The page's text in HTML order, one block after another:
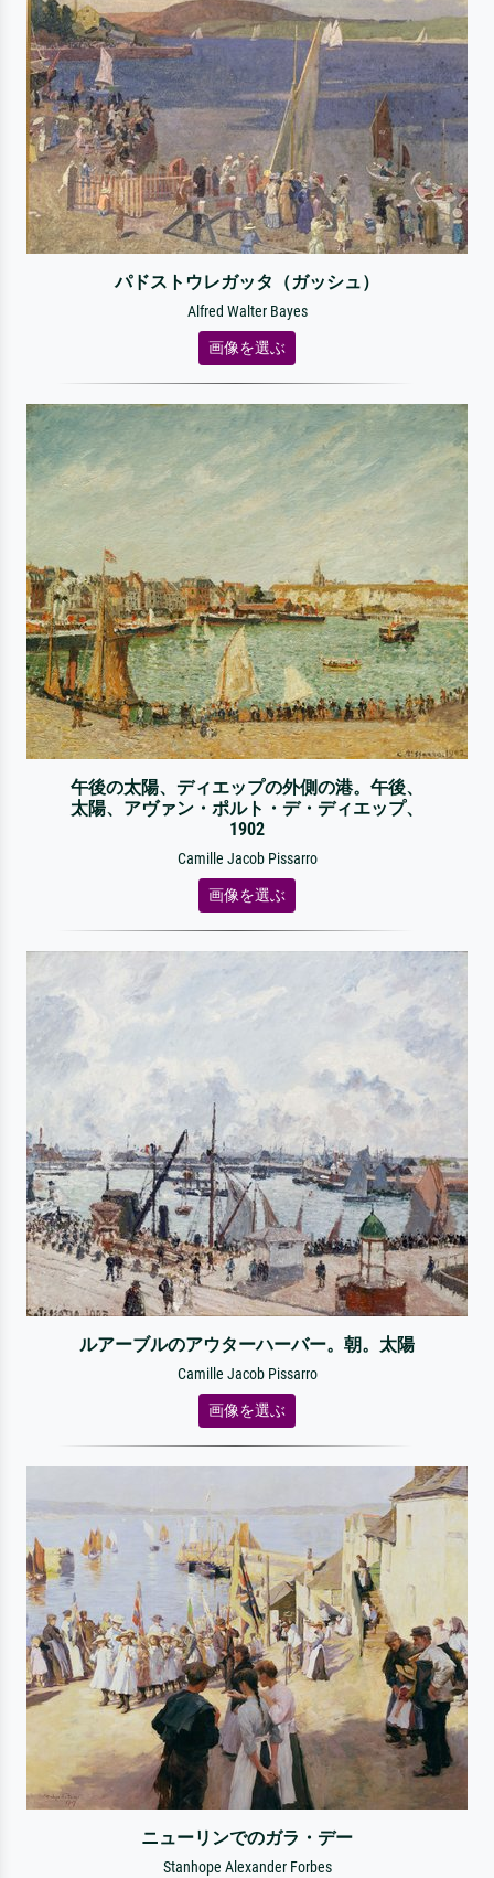
パドストウレガッタ（ガッシュ）
Alfred Walter Bayes
画像を選ぶ
午後の太陽、ディエップの外側の港。午後、
太陽、アヴァン・ポルト・デ・ディエップ、
1902
Camille Jacob Pissarro
画像を選ぶ
ルアーブルのアウターハーバー。朝。太陽
Camille Jacob Pissarro
画像を選ぶ
ニューリンでのガラ・デー
Stanhope Alexander Forbes